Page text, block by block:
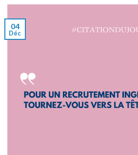
04
Déc